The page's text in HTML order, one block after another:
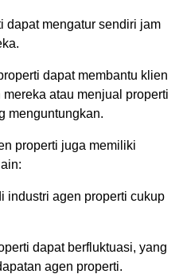
dapat mengatur sendiri jam
dapat membantu klien
atau menjual properti
menguntungkan.
properti juga memiliki
industri agen properti cukup
dapat berfluktuasi, yang
agen properti.